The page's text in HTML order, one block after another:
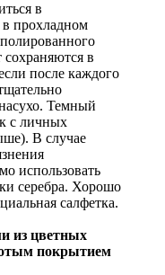
в
прохладном
сохраняются в
после каждого
Темный
с личных
В случае
использовать
серебра. Хорошо
салфетка.
из цветных
покрытием